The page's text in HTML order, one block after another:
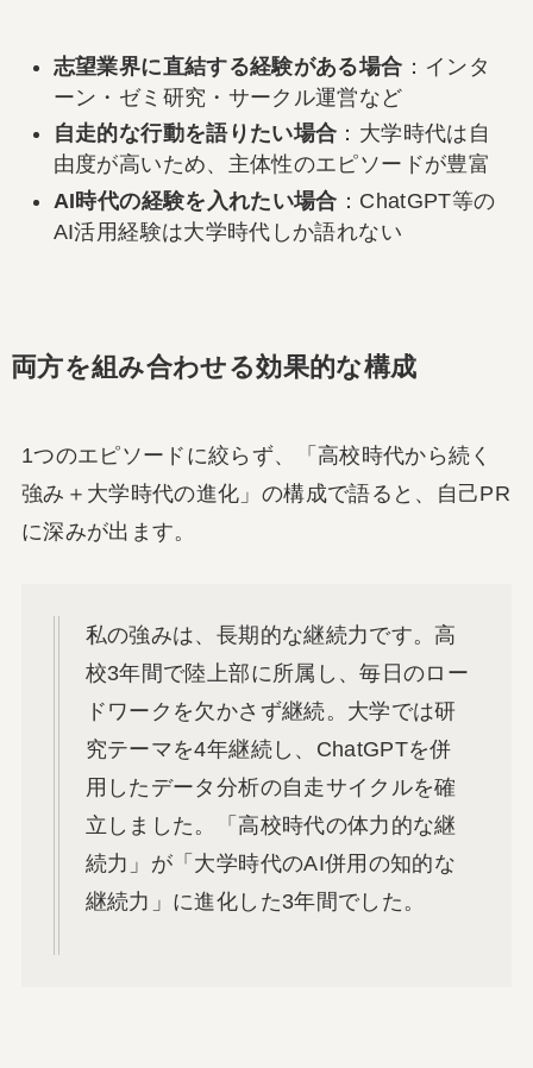
志望業界に直結する経験がある場合 ：インタ
ーン・ゼミ研究・サークル運営など
自走的な行動を語りたい場合 ：大学時代は自
由度が高いため、主体性のエピソードが豊富
AI時代の経験を入れたい場合 ：ChatGPT等の
AI活用経験は大学時代しか語れない
両方を組み合わせる効果的な構成
1つのエピソードに絞らず、「高校時代から続く
強み＋大学時代の進化」の構成で語ると、自己PR
に深みが出ます。
私の強みは、長期的な継続力です。高
校3年間で陸上部に所属し、毎日のロー
ドワークを欠かさず継続。大学では研
究テーマを4年継続し、ChatGPTを併
用したデータ分析の自走サイクルを確
立しました。「高校時代の体力的な継
続力」が「大学時代のAI併用の知的な
継続力」に進化した3年間でした。